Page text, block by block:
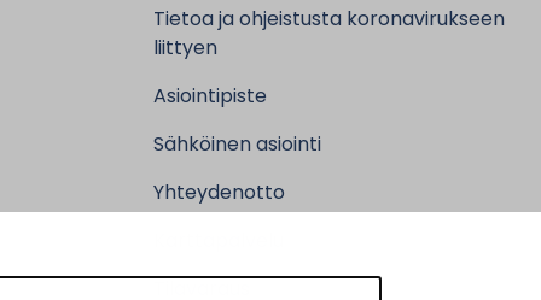
Tietoa ja ohjeistusta koronavirukseen
liittyen
Asiointipiste
Sähköinen asiointi
Yhteydenotto